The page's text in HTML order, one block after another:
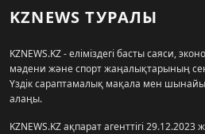
KZNEWS ТУРАЛЫ
KZNEWS.KZ - еліміздегі басты саяси,
мәдени және спорт жаңалықтарының
Үздік сараптамалық мақала мен
алаңы.
KZNEWS.KZ ақпарат агенттігі 29.12.2023